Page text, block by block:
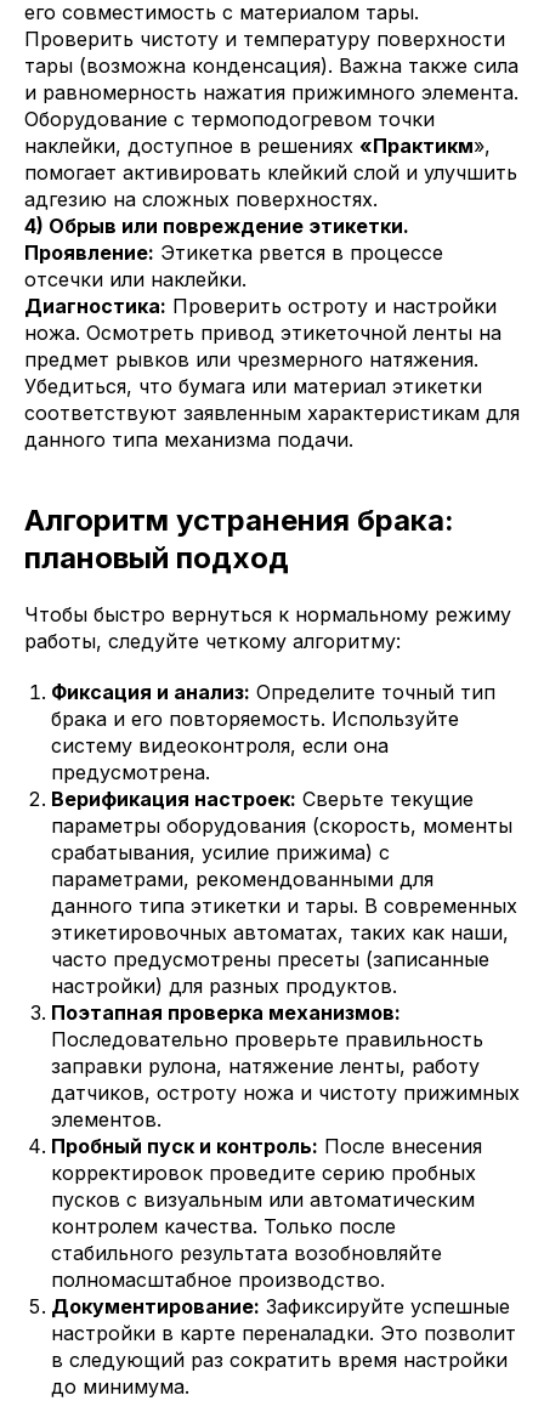
его совместимость с материалом тары.
Проверить чистоту и температуру поверхности
тары (возможна конденсация). Важна также сила
и равномерность нажатия прижимного элемента.
Оборудование с термоподогревом точки
наклейки, доступное в решениях «Практикм»,
помогает активировать клейкий слой и улучшить
адгезию на сложных поверхностях.
4) Обрыв или повреждение этикетки.
Проявление: Этикетка рвется в процессе
отсечки или наклейки.
Диагностика: Проверить остроту и настройки
ножа. Осмотреть привод этикеточной ленты на
предмет рывков или чрезмерного натяжения.
Убедиться, что бумага или материал этикетки
соответствуют заявленным характеристикам для
данного типа механизма подачи.
Алгоритм устранения брака:
плановый подход
Чтобы быстро вернуться к нормальному режиму
работы, следуйте четкому алгоритму:
Фиксация и анализ: Определите точный тип
брака и его повторяемость. Используйте
систему видеоконтроля, если она
предусмотрена.
Верификация настроек: Сверьте текущие
параметры оборудования (скорость, моменты
срабатывания, усилие прижима) с
параметрами, рекомендованными для
данного типа этикетки и тары. В современных
этикетировочных автоматах, таких как наши,
часто предусмотрены пресеты (записанные
настройки) для разных продуктов.
Поэтапная проверка механизмов:
Последовательно проверьте правильность
заправки рулона, натяжение ленты, работу
датчиков, остроту ножа и чистоту прижимных
элементов.
Пробный пуск и контроль: После внесения
корректировок проведите серию пробных
пусков с визуальным или автоматическим
контролем качества. Только после
стабильного результата возобновляйте
полномасштабное производство.
Документирование: Зафиксируйте успешные
настройки в карте переналадки. Это позволит
в следующий раз сократить время настройки
до минимума.